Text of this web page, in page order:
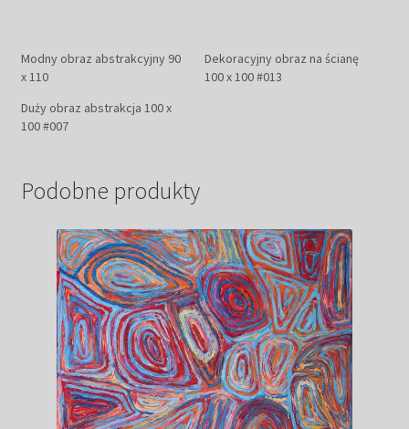
Modny obraz abstrakcyjny 90
x 110
Dekoracyjny obraz na ścianę
100 x 100 #013
Duży obraz abstrakcja 100 x
100 #007
Podobne produkty